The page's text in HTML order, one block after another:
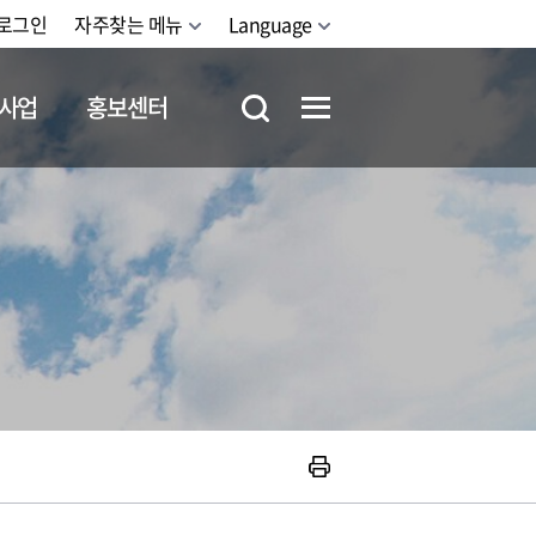
그인 자주찾는 메뉴 Language
업 홍보센터